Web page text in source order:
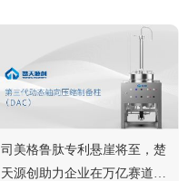
司美格鲁肽专利悬崖将至，楚
天源创助力企业在万亿赛道中